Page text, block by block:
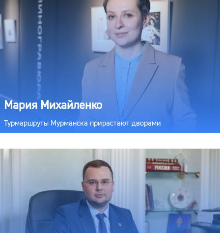
Мария Михайленко
Турмаршруты Мурманска прирастают дворами